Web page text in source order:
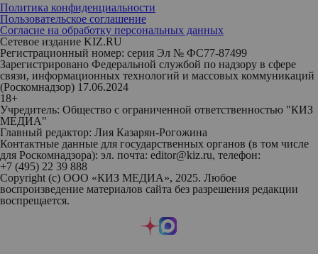
Политика конфиденциальности
Пользовательское соглашение
Согласие на обработку персональных данных
Сетевое издание KIZ.RU
Регистрационный номер: серия Эл № ФС77-87499
Зарегистрировано Федеральной службой по надзору в сфере
связи, информационных технологий и массовых коммуникаций
(Роскомнадзор) 17.06.2024
18+
Учредитель: Общество с ограниченной ответственностью "КИЗ
МЕДИА"
Главный редактор: Лия Казарян-Рогожина
Контактные данные для государственных органов (в том числе
для Роскомнадзора): эл. почта: editor@kiz.ru, телефон:
+7 (495) 22 39 888
Copyright (с) ООО «КИЗ МЕДИА», 2025. Любое
воспроизведение материалов сайта без разрешения редакции
воспрещается.